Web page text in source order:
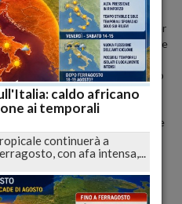
dell’Abi – spiega Febbo - per
di credito regionali a procedere
agrarie senza ulteriori spese o
Con questo accordo si creano
concreto a migliaia di aziende
affinché possano lavorare
del comparto agricolo, oltre
finanziario, eviteranno
con formalità e obblighi
Febbo – dare il massimo
comparto agricolo che,
che stiamo
caldo africano
ai temporali
continuerà a
con afa intensa,...